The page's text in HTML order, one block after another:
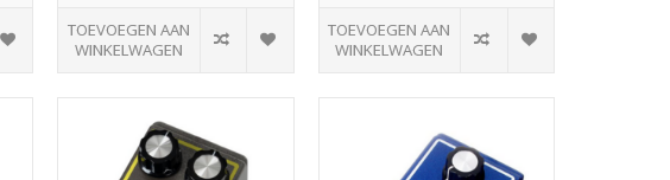
TOEVOEGEN AAN
WINKELWAGEN
TOEVOEGEN AAN
WINKELWAGEN